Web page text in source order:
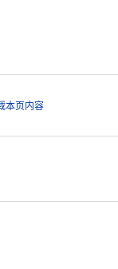
本页内容